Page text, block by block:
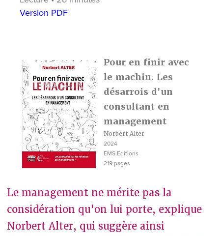
Version PDF
Pour en finir avec
le machin. Les
désarrois d'un
consultant en
management
Norbert Alter
2024
EMS Editions
219 pages
Le management ne mérite pas la
considération qu'on lui porte, explique
Norbert Alter, qui suggère ainsi